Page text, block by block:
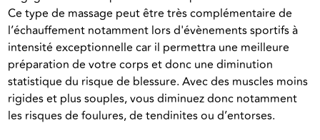
Ce type de massage peut être très complémentaire de
l’échauffement notamment lors d'évènements sportifs à
intensité exceptionnelle car il permettra une meilleure
préparation de votre corps et donc une diminution
statistique du risque de blessure. Avec des muscles moins
rigides et plus souples, vous diminuez donc notamment
les risques de foulures, de tendinites ou d’entorses.